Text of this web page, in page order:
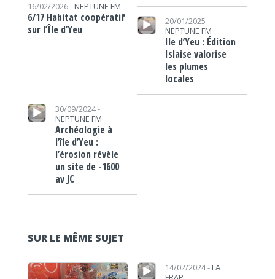
16/02/2026 - NEPTUNE FM
6/17 Habitat coopératif
sur l’Île d’Yeu
Lecteur audio
20/01/2025 -
NEPTUNE FM
Ile d’Yeu : Édition
Islaise valorise
les plumes
locales
Lecteur audio
30/09/2024 -
NEPTUNE FM
Archéologie à
l’île d’Yeu :
l’érosion révèle
un site de -1600
av JC
SUR LE MÊME SUJET
Lecteur audio
Lecteur audio 14/02/2024 - LA